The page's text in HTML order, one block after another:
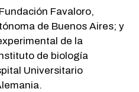
Favaloro,
de Buenos Aires; y
de la
de biología
Universitario